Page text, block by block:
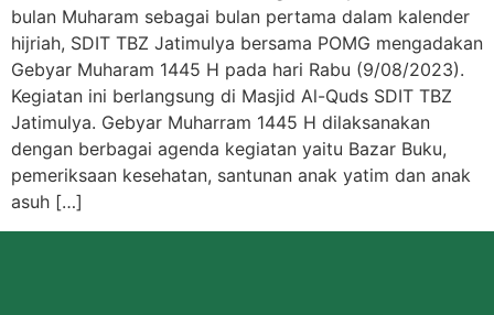
bulan Muharam sebagai bulan pertama dalam kalender
hijriah, SDIT TBZ Jatimulya bersama POMG mengadakan
Gebyar Muharam 1445 H pada hari Rabu (9/08/2023).
Kegiatan ini berlangsung di Masjid Al-Quds SDIT TBZ
Jatimulya. Gebyar Muharram 1445 H dilaksanakan
dengan berbagai agenda kegiatan yaitu Bazar Buku,
pemeriksaan kesehatan, santunan anak yatim dan anak
asuh […]